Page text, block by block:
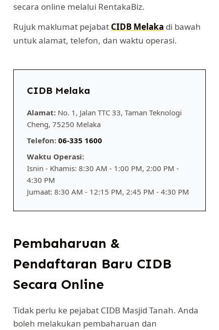
secara online melalui RentakaBiz.
Rujuk maklumat pejabat CIDB Melaka di bawah
untuk alamat, telefon, dan waktu operasi.
CIDB Melaka
Alamat:No. 1, Jalan TTC 33, Taman Teknologi
Cheng, 75250 Melaka
Telefon: 06-335 1600
Waktu Operasi:
Isnin - Khamis: 8:30 AM - 1:00 PM, 2:00 PM -
4:30 PM
Jumaat: 8:30 AM - 12:15 PM, 2:45 PM - 4:30 PM
Pembaharuan &
Pendaftaran Baru CIDB
Secara Online
Tidak perlu ke pejabat CIDB Masjid Tanah. Anda
boleh melakukan pembaharuan dan